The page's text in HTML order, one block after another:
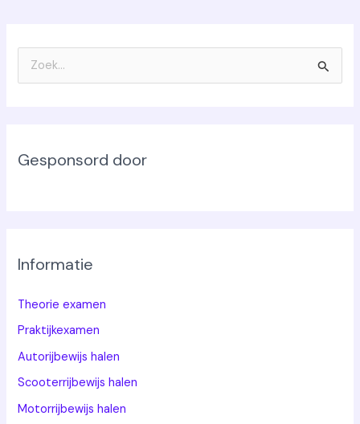
n
:
Gesponsord door
Informatie
Theorie examen
Praktijkexamen
Autorijbewijs halen
Scooterrijbewijs halen
Motorrijbewijs halen